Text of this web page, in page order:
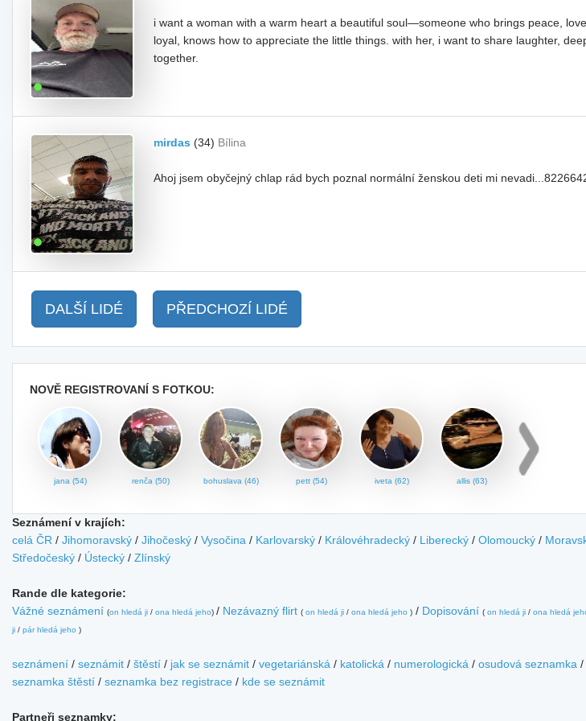
i want a woman with a warm heart a beautiful soul—someone who brings peace,
loyal, knows how to appreciate the little things. with her, i want to share laughter,
together.
mirdas (34) Bílina
Ahoj jsem obyčejný chlap rád bych poznal normální ženskou deti mi
DALŠÍ LIDÉ PŘEDCHOZÍ LIDÉ
NOVĚ REGISTROVANÍ S FOTKOU:
jana (54) renča (50) bohuslava (46) pett (54) iveta (62) allis (63)
Seznámení v krajích:
celá ČR / Jihomoravský / Jihočeský / Vysočina / Karlovarský / Královéhradecký / Liberecký / Olomoucký /
Středočeský / Ústecký / Zlínský
Rande dle kategorie:
Vážné seznámení (on hledá ji / ona hledá jeho) / Nezávazný flirt ( on hledá ji / ona hledá jeho ) / Dopisování ( on hledá ji / ona hledá
ji / pár hledá jeho )
seznámení / seznámit / štěstí / jak se seznámit / vegetariánská / katolická / numerologická / osudová seznamka /
seznamka štěstí / seznamka bez registrace / kde se seznámit
Partneři seznamky: